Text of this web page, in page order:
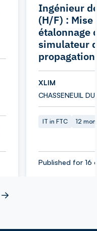
Ingénieur
(H/F) :
étalonnage
simulateur
XLIM
CHASSENEUIL
IT in FTC 12
Published for 16